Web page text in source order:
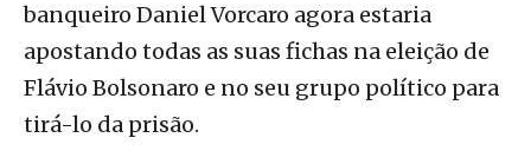
banqueiro Daniel Vorcaro agora estaria
apostando todas as suas fichas na eleição de
Flávio Bolsonaro e no seu grupo político para
tirá-lo da prisão.